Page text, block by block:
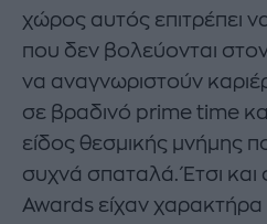
χώρος αυτός επιτρέπει
που δεν βολεύονται
να αναγνωριστούν
σε βραδινό prime time
είδος θεσμικής μνήμης
συχνά σπαταλά. Έτσι
Awards είχαν χαρακτήρα